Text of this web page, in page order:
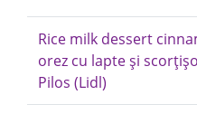
Rice milk dessert
orez cu lapte și
Pilos (Lidl)